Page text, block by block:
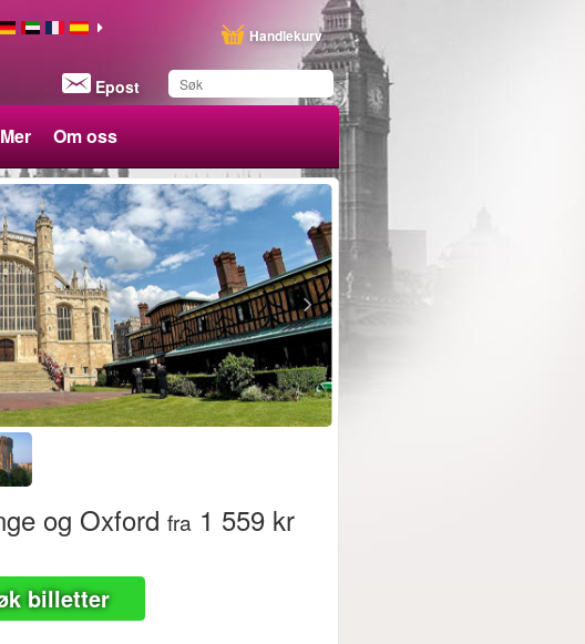
Epost
Handlekurv
Mer Om oss
Du har lagret dette
produktet på listen din
og Oxford fra 1 559 kr
billetter